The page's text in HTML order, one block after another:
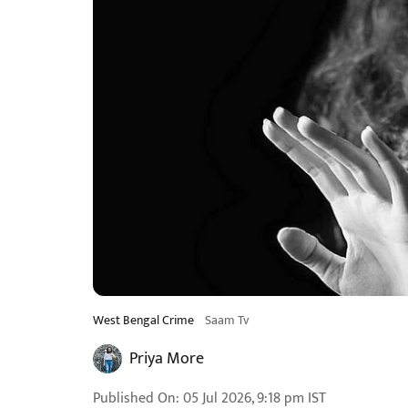
West Bengal Crime Saam Tv
Priya More
Published On:05 Jul 2026, 9:18 pm IST